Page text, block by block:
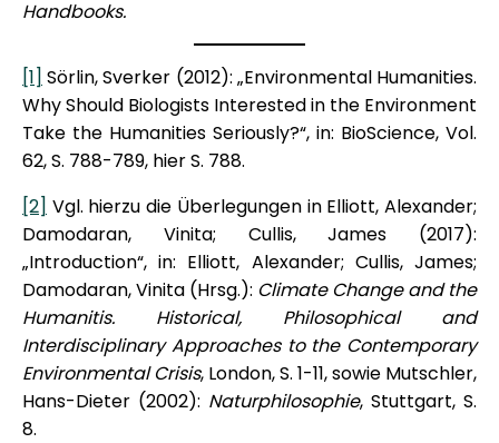
Handbooks.
[1] Sörlin, Sverker (2012): „Environmental Humanities.
Why Should Biologists Interested in the Environment
Take the Humanities Seriously?“, in: BioScience, Vol.
62, S. 788-789, hier S. 788.
[2] Vgl. hierzu die Überlegungen in Elliott, Alexander;
Damodaran, Vinita; Cullis, James (2017):
„Introduction“, in: Elliott, Alexander; Cullis, James;
Damodaran, Vinita (Hrsg.): Climate Change and the
Humanitis. Historical, Philosophical and
Interdisciplinary Approaches to the Contemporary
Environmental Crisis, London, S. 1-11, sowie Mutschler,
Hans-Dieter (2002): Naturphilosophie, Stuttgart, S.
8.